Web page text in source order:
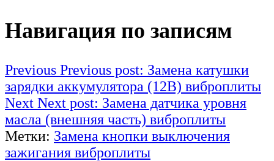
Навигация по записям
Previous Previous post: Замена катушки
зарядки аккумулятора (12В) виброплиты
Next Next post: Замена датчика уровня
масла (внешняя часть) виброплиты
Метки: Замена кнопки выключения
зажигания виброплиты